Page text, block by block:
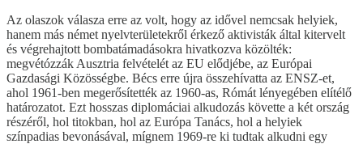
Az olaszok válasza erre az volt, hogy az idővel nemcsak helyiek,
hanem más német nyelvterületekről érkező aktivisták által kitervelt
és végrehajtott bombatámadásokra hivatkozva közölték:
megvétózzák Ausztria felvételét az EU elődjébe, az Európai
Gazdasági Közösségbe. Bécs erre újra összehívatta az ENSZ-et,
ahol 1961-ben megerősítették az 1960-as, Rómát lényegében elítélő
határozatot. Ezt hosszas diplomáciai alkudozás követte a két ország
részéről, hol titokban, hol az Európa Tanács, hol a helyiek
színpadias bevonásával, mígnem 1969-re ki tudtak alkudni egy